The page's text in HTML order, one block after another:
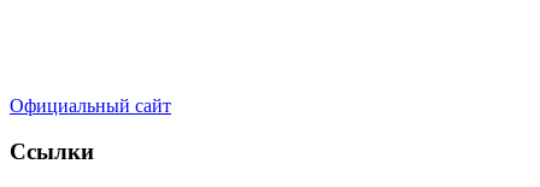
Официальный сайт
Ссылки